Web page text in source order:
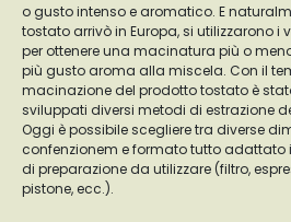
o gusto intenso e aromatico. E
tostato arrivò in Europa, si utilizzarono i
per ottenere una macinatura più o
più gusto aroma alla miscela. Con il
macinazione del prodotto tostato è
sviluppati diversi metodi di estrazione
Oggi è possibile scegliere tra diverse
confenzionem e formato tutto adattato
di preparazione da utilizzare (filtro,
pistone, ecc.).